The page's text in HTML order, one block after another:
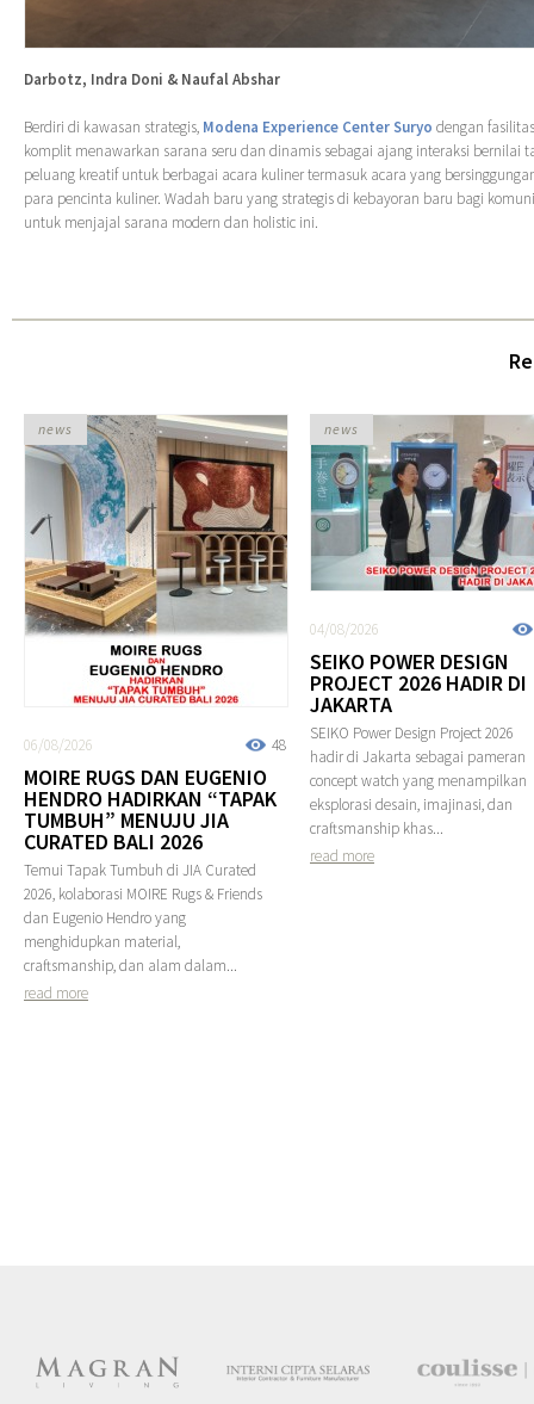
Darbotz, Indra Doni & Naufal Abshar
Berdiri di kawasan strategis, Modena Experience Center Suryo dengan
komplit menawarkan sarana seru dan dinamis sebagai ajang interaksi bernilai
peluang kreatif untuk berbagai acara kuliner termasuk acara yang
para pencinta kuliner. Wadah baru yang strategis di kebayoran baru bagi
untuk menjajal sarana modern dan holistic ini.
48
06/08/2026
MOIRE RUGS DAN EUGENIO
HENDRO HADIRKAN “TAPAK
TUMBUH” MENUJU JIA
CURATED BALI 2026
Temui Tapak Tumbuh di JIA Curated
2026, kolaborasi MOIRE Rugs & Friends
dan Eugenio Hendro yang
menghidupkan material,
craftsmanship, dan alam dalam...
read more
news
04/08/2026
SEIKO POWER DESIGN
PROJECT 2026 HADIR DI
JAKARTA
SEIKO Power Design Project 2026
hadir di Jakarta sebagai pameran
concept watch yang menampilkan
eksplorasi desain, imajinasi, dan
craftsmanship khas...
read more
news